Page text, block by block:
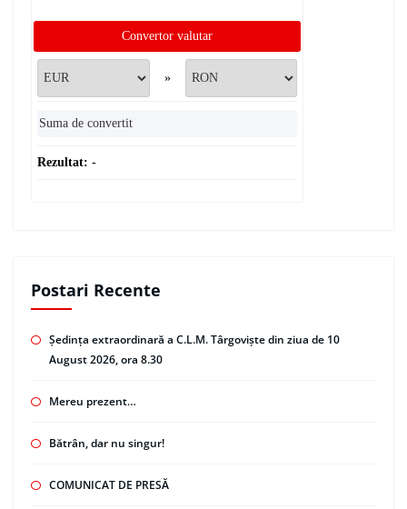
Convertor valutar
»
Rezultat: -
Postari Recente
Ședința extraordinară a C.L.M. Târgoviște din ziua de 10
August 2026, ora 8.30
Mereu prezent…
Bătrân, dar nu singur!
COMUNICAT DE PRESĂ